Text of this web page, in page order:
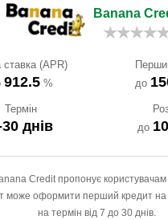
Banana
ставка (APR)
912.5 %
до
Термін
днів
до 10
Credit пропонує користувачам
може оформити перший кредит на
на термін від 7 до 30 днів.